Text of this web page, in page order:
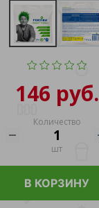
146 руб.
Количество
шт
В КОРЗИНУ